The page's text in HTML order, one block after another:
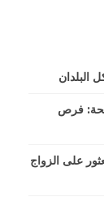
البلدان
فرص
في 2025: دليلك للعثور على الزواج